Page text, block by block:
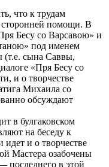
что к трудам
сторонней помощи. В
Бесу со Варсавою» и
под именем
(т.е. сына Саввы,
«Пря Бесу со
и о творчестве
Михаила со
обсуждают
в булгаковском
на беседу к
и о творчестве
Мастера озабочены
в этой